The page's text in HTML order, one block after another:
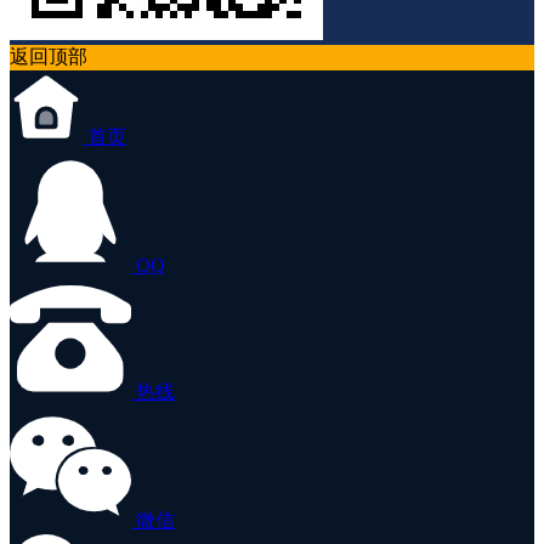
返回顶部
首页
QQ
热线
微信